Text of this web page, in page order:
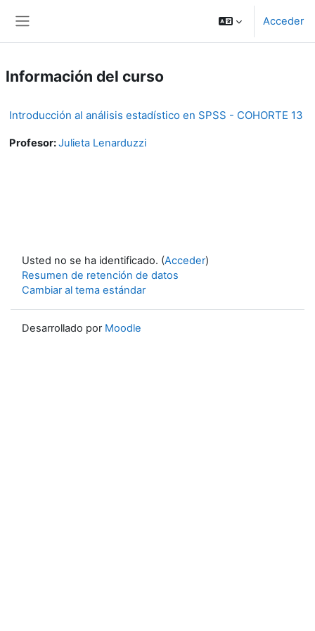
Acceder
Información del curso
Introducción al análisis estadístico en SPSS - COHORTE 13
Profesor:Julieta Lenarduzzi
Usted no se ha identificado. (Acceder)
Resumen de retención de datos
Cambiar al tema estándar
Desarrollado por Moodle